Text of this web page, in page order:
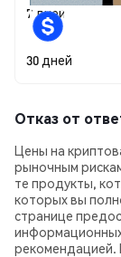
7 дней
30 дней
Отказ от
Цены на
рыночным
те продукты,
которых вы
странице
информационных
рекомендацией.